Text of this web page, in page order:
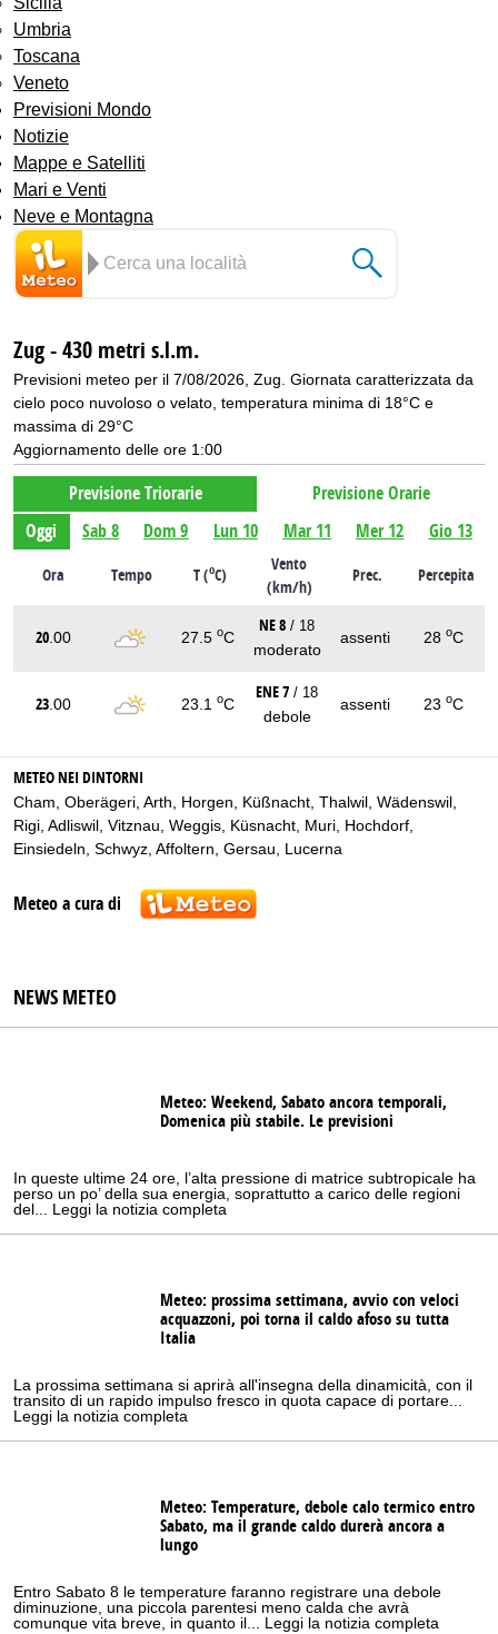
Umbria
Toscana
Veneto
Previsioni Mondo
Notizie
Mappe e Satelliti
Mari e Venti
Neve e Montagna
Zug - 430 metri s.l.m.
Previsioni meteo per il 7/08/2026, Zug. Giornata caratterizzata da
cielo poco nuvoloso o velato, temperatura minima di 18°C e
massima di 29°C
Aggiornamento delle ore 1:00
Previsione Triorarie
Previsione Orarie
Oggi
Sab 8 Dom 9 Lun 10 Mar 11 Mer 12 Gio 13
Ora Tempo T (oC)
Vento
(km/h)
Prec. Percepita
20 .00 27.5 oC
NE 8 / 18
moderato
assenti 28 oC
23 .00 23.1 oC
ENE 7 / 18
debole
assenti 23 oC
METEO NEI DINTORNI
Cham Oberägeri Arth Horgen Küßnacht Thalwil Wädenswil
Rigi Adliswil Vitznau Weggis Küsnacht Muri Hochdorf
Einsiedeln Schwyz Affoltern Gersau Lucerna
Meteo a cura di
NEWS METEO
Meteo: Weekend, Sabato ancora temporali,
Domenica più stabile. Le previsioni
In queste ultime 24 ore, l’alta pressione di matrice subtropicale ha
perso un po’ della sua energia, soprattutto a carico delle regioni
del... Leggi la notizia completa
Meteo: prossima settimana, avvio con veloci
acquazzoni, poi torna il caldo afoso su tutta
Italia
La prossima settimana si aprirà all'insegna della dinamicità, con il
transito di un rapido impulso fresco in quota capace di portare...
Leggi la notizia completa
Meteo: Temperature, debole calo termico entro
Sabato, ma il grande caldo durerà ancora a
lungo
Entro Sabato 8 le temperature faranno registrare una debole
diminuzione, una piccola parentesi meno calda che avrà
comunque vita breve, in quanto il... Leggi la notizia completa